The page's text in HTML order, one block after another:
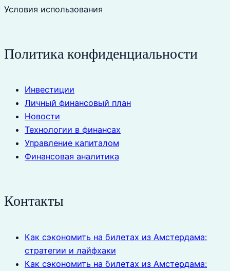
Условия использования
Политика конфиденциальности
Инвестиции
Личный финансовый план
Новости
Технологии в финансах
Управление капиталом
Финансовая аналитика
Контакты
Как сэкономить на билетах из Амстердама:
стратегии и лайфхаки
Как сэкономить на билетах из Амстердама: